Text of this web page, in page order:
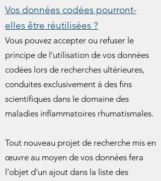
Vos données codées pourront-
elles être réutilisées ?
Vous pouvez accepter ou refuser le
principe de l’utilisation de vos données
codées lors de recherches ultérieures,
conduites exclusivement à des fins
scientifiques dans le domaine des
maladies inflammatoires rhumatismales.
Tout nouveau projet de recherche mis en
œuvre au moyen de vos données fera
l’objet d’un ajout dans la liste des